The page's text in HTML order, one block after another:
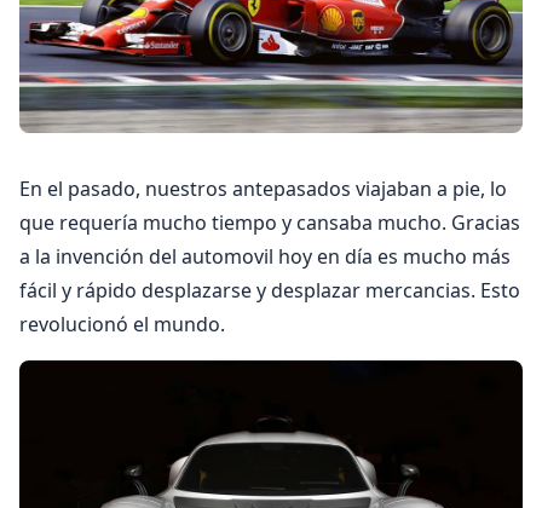
En el pasado, nuestros antepasados viajaban a pie, lo
que requería mucho tiempo y cansaba mucho. Gracias
a la invención del automovil hoy en día es mucho más
fácil y rápido desplazarse y desplazar mercancias. Esto
revolucionó el mundo.